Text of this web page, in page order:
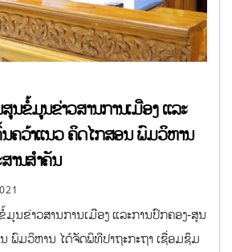
ຂໍ້ມູນຂ່າວສານການເມືອງ ແລະ
ຄວ້າແນວ ຄິດໄກສອນ ພົມວິຫານ
ານສຳຄັນ
ນຂ່າວສານການເມືອງ ແລະການປົກຄອງ-ສູນ
ພົມວິຫານ ໄດ້ຈັດພິທີປາຖະກະຖາ ເຊື່ອມຊຶມ